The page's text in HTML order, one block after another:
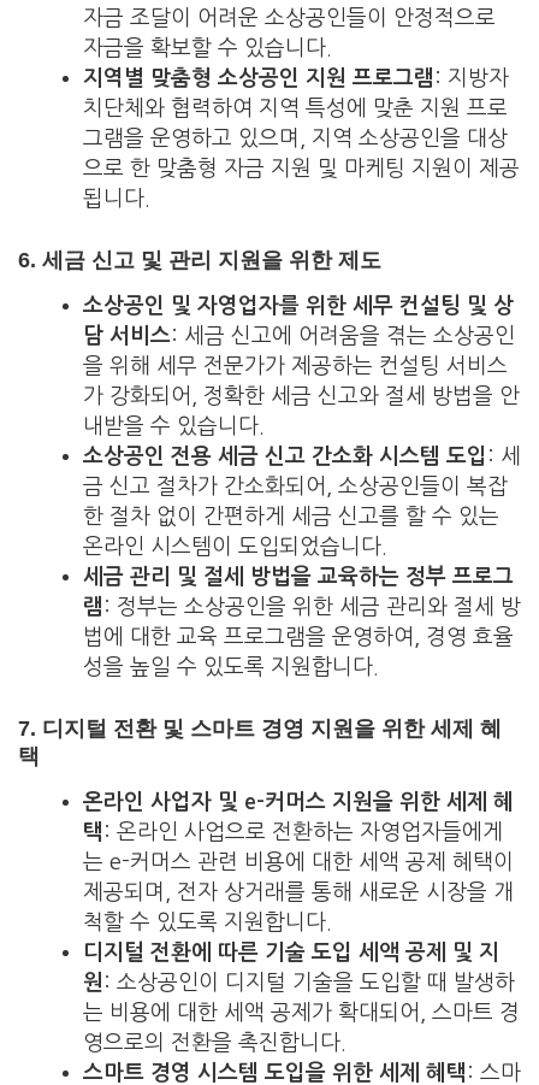
자금 조달이 어려운 소상공인들이 안정적으로
자금을 확보할 수 있습니다.
지역별 맞춤형 소상공인 지원 프로그램 : 지방자
치단체와 협력하여 지역 특성에 맞춘 지원 프로
그램을 운영하고 있으며, 지역 소상공인을 대상
으로 한 맞춤형 자금 지원 및 마케팅 지원이 제공
됩니다.
6. 세금 신고 및 관리 지원을 위한 제도
소상공인 및 자영업자를 위한 세무 컨설팅 및 상
담 서비스: 세금 신고에 어려움을 겪는 소상공인
을 위해 세무 전문가가 제공하는 컨설팅 서비스
가 강화되어, 정확한 세금 신고와 절세 방법을 안
내받을 수 있습니다.
소상공인 전용 세금 신고 간소화 시스템 도입 : 세
금 신고 절차가 간소화되어, 소상공인들이 복잡
한 절차 없이 간편하게 세금 신고를 할 수 있는
온라인 시스템이 도입되었습니다.
세금 관리 및 절세 방법을 교육하는 정부 프로그
램 : 정부는 소상공인을 위한 세금 관리와 절세 방
법에 대한 교육 프로그램을 운영하여, 경영 효율
성을 높일 수 있도록 지원합니다.
7. 디지털 전환 및 스마트 경영 지원을 위한 세제 혜
택
온라인 사업자 및 e-커머스 지원을 위한 세제 혜
택 : 온라인 사업으로 전환하는 자영업자들에게
는 e-커머스 관련 비용에 대한 세액 공제 혜택이
제공되며, 전자 상거래를 통해 새로운 시장을 개
척할 수 있도록 지원합니다.
디지털 전환에 따른 기술 도입 세액 공제 및 지
원 : 소상공인이 디지털 기술을 도입할 때 발생하
는 비용에 대한 세액 공제가 확대되어, 스마트 경
영으로의 전환을 촉진합니다.
스마트 경영 시스템 도입을 위한 세제 혜택 : 스마